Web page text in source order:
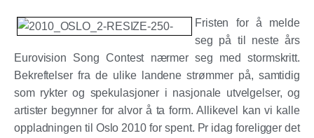
Fristen for å melde
seg på til neste års
Eurovision Song Contest nærmer seg med stormskritt.
Bekreftelser fra de ulike landene strømmer på, samtidig
som rykter og spekulasjoner i nasjonale utvelgelser, og
artister begynner for alvor å ta form. Allikevel kan vi kalle
oppladningen til Oslo 2010 for spent. Pr idag foreligger det